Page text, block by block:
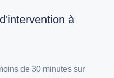
à
de 30 minutes sur